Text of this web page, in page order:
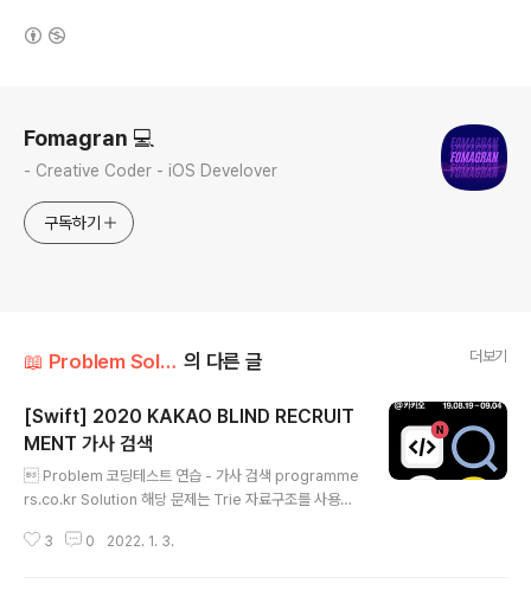
Fomagran 💻
- Creative Coder - iOS Develover
구독하기
📖 Problem Solution/Programmers 의 다른 글 더보기
[Swift] 2020 KAKAO BLIND RECRUIT
MENT 가사 검색
 Problem 코딩테스트 연습 - 가사 검색 programme
rs.co.kr Solution 해당 문제는 Trie 자료구조를 사용해
서 올리도록 하겠습니다!ㅜ) 1. Trie 자료 구조를 만들어준
3 0 2022. 1. 3.